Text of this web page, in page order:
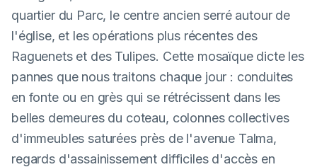
quartier du Parc, le centre ancien serré autour de
l'église, et les opérations plus récentes des
Raguenets et des Tulipes. Cette mosaïque dicte les
pannes que nous traitons chaque jour : conduites
en fonte ou en grès qui se rétrécissent dans les
belles demeures du coteau, colonnes collectives
d'immeubles saturées près de l'avenue Talma,
regards d'assainissement difficiles d'accès en